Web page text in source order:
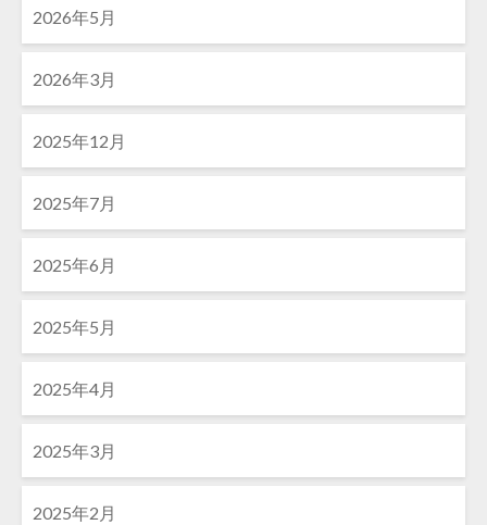
2026年5月
2026年3月
2025年12月
2025年7月
2025年6月
2025年5月
2025年4月
2025年3月
2025年2月